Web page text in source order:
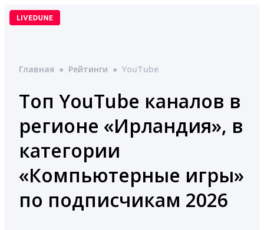
Перейти
Главная ● Рейтинги ● YouTube
Топ YouTube каналов в
регионе «Ирландия», в
категории
«Компьютерные игры»
по подписчикам 2026